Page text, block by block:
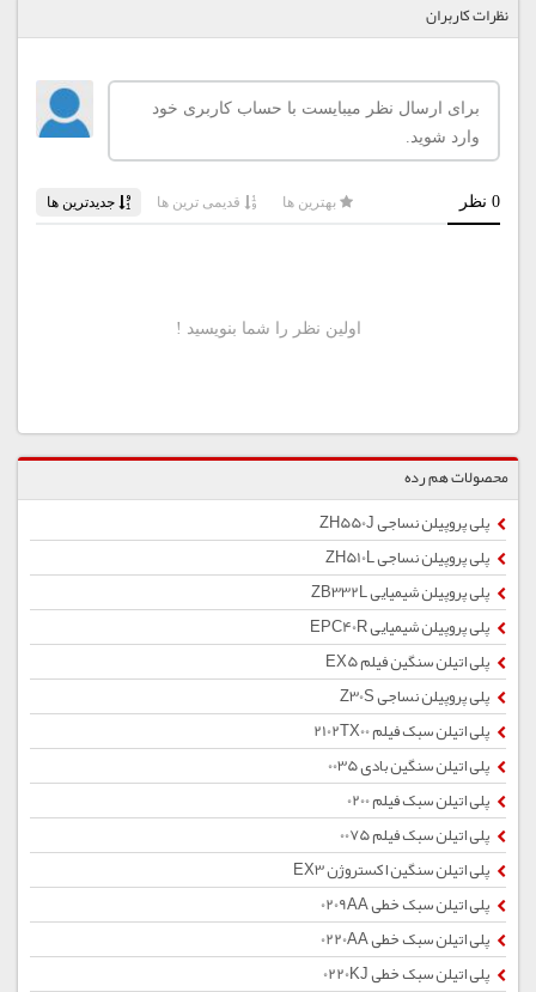
نظرات کاربران
محصولات هم رده
پلی پروپیلن نساجی ZH550J
پلی پروپیلن نساجی ZH510L
پلی پروپیلن شیمیایی ZB332L
پلی پروپیلن شیمیایی EPC40R
پلی اتیلن سنگین فیلم EX5
پلی پروپیلن نساجی Z30S
پلی اتیلن سبک فیلم 2102TX00
پلی اتیلن سنگین بادی 0035
پلی اتیلن سبک فیلم 0200
پلی اتیلن سبک فیلم 0075
پلی اتیلن سنگین اکستروژن EX3
پلی اتیلن سبک خطی 0209AA
پلی اتیلن سبک خطی 0220AA
پلی اتیلن سبک خطی 0220KJ